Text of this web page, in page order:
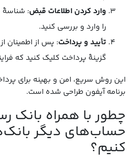
وارد کردن اطلاعات قبض:
را وارد و بررسی کنید.
تأیید و پرداخت: پس از اطمینان
گزینۀ پرداخت کلیک کنید که
این روش سریع، امن و بهینه برای
برنامه آیفون طراحی شده است.
چطور با همراه بانک
حساب‌های دیگر
کنیم؟